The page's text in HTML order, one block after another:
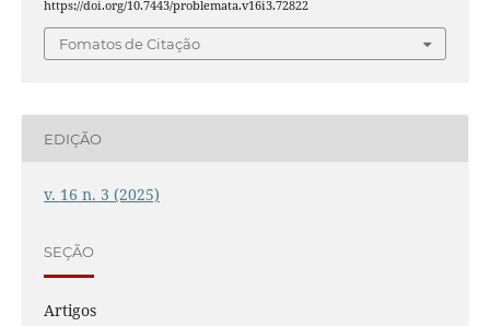
https://doi.org/10.7443/problemata.v16i3.72822
Fomatos de Citação
EDIÇÃO
v. 16 n. 3 (2025)
SEÇÃO
Artigos